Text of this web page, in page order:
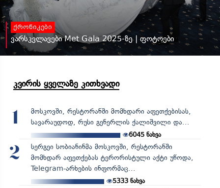
ქრონიკები
ვარსკვლავები Met Gala 2025-ზე | ფოტოები
კვირის ყველაზე კითხვადი
1
მოსკოვში, რესტორანში მომხდარი აფეთქებისას,
სავარაუდოდ, რუსი გენერლის ქალიშვილი და...
6045 ნახვა
2
სერგეი სობიანინმა მოსკოვში, რესტორანში
მომხდარ აფეთქებას ტერორისტული აქტი უწოდა,
Telegram-არხების ინფორმაც...
5333ნახვა